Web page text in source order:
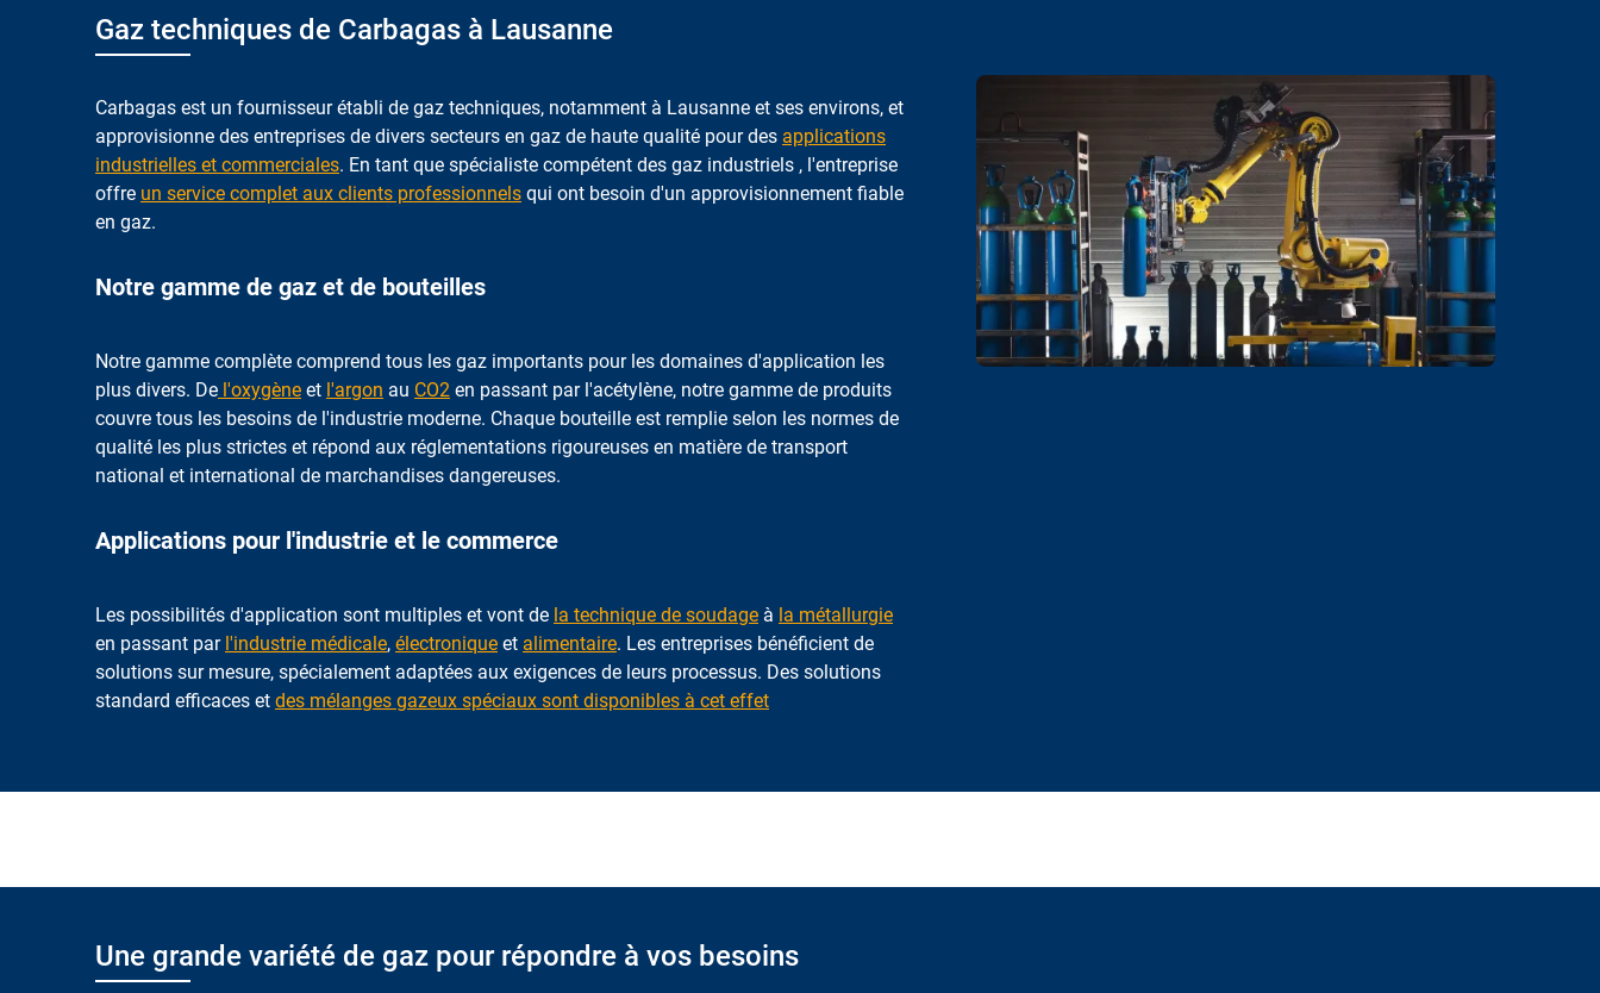
Gaz techniques de Carbagas à Lausanne
Carbagas est un fournisseur établi de gaz techniques, notamment à Lausanne et ses environs, et
approvisionne des entreprises de divers secteurs en gaz de haute qualité pour des applications
industrielles et commerciales. En tant que spécialiste compétent des gaz industriels , l'entreprise
offre un service complet aux clients professionnels qui ont besoin d'un approvisionnement fiable
en gaz.
Notre gamme de gaz et de bouteilles
Notre gamme complète comprend tous les gaz importants pour les domaines d'application les
plus divers. De l'oxygène et l'argon au CO2 en passant par l'acétylène, notre gamme de produits
couvre tous les besoins de l'industrie moderne. Chaque bouteille est remplie selon les normes de
qualité les plus strictes et répond aux réglementations rigoureuses en matière de transport
national et international de marchandises dangereuses.
Applications pour l'industrie et le commerce
Les possibilités d'application sont multiples et vont de la technique de soudage à la métallurgie
en passant par l'industrie médicale, électronique et alimentaire. Les entreprises bénéficient de
solutions sur mesure, spécialement adaptées aux exigences de leurs processus. Des solutions
standard efficaces et des mélanges gazeux spéciaux sont disponibles à cet effet
Une grande variété de gaz pour répondre à vos besoins